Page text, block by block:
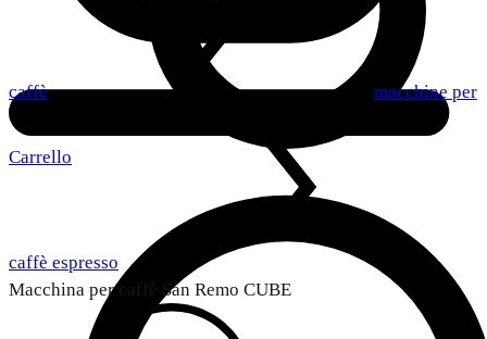
Carrello
caffè macchine per
caffè espresso
Macchina per caffè San Remo CUBE